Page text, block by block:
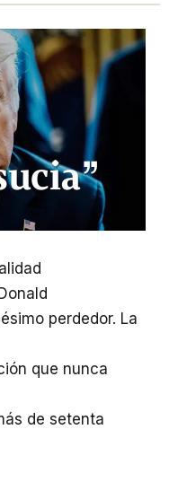
perdedor. La
que nunca
de setenta